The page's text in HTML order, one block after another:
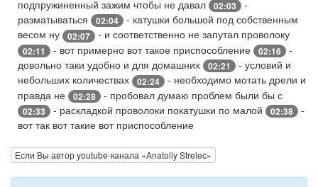
подпружиненный зажим чтобы не давал
02:03
-
разматываться
02:04
- катушки большой под собственным
весом ну
02:07 - и соответственно не запутал проволоку
02:11 - вот примерно вот такое приспособление 02:16
-
довольно таки удобно и для домашних
02:21
- условий и
небольших количествах
02:24
- необходимо мотать дрели и
правда не
02:28 - пробовал думаю проблем были бы с
02:33 - раскладкой проволоки покатушки по малой 02:38
-
вот так вот такие вот приспособление
Если Вы автор youtube-канала «Anatoliy Strelec»